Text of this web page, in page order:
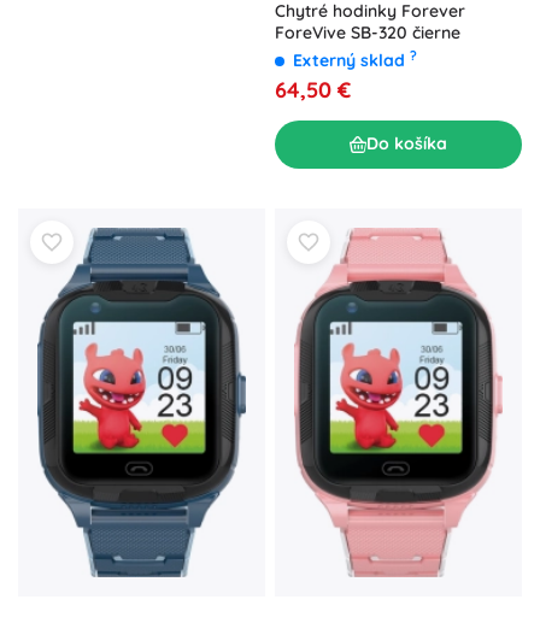
Chytré hodinky Forever
ForeVive SB-320 čierne
Externý sklad ?
64,50 €
Do košíka